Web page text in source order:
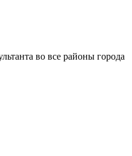
во все районы города